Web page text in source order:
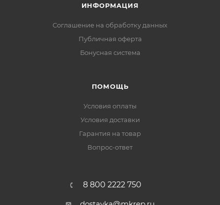
ИНФОРМАЦИЯ
Соглашение на обработку данных
Публичная оферта
Бонусная система
ПОМОЩЬ
Условия оплаты
Условия доставки
Гарантия на товар
Вопрос-ответ
8 800 2222 750